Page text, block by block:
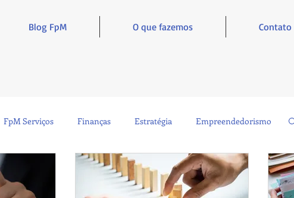
Blog FpM O que fazemos Contato
FpM Serviços Finanças Estratégia Empreendedorismo
Administração Inclusão e Inspiração